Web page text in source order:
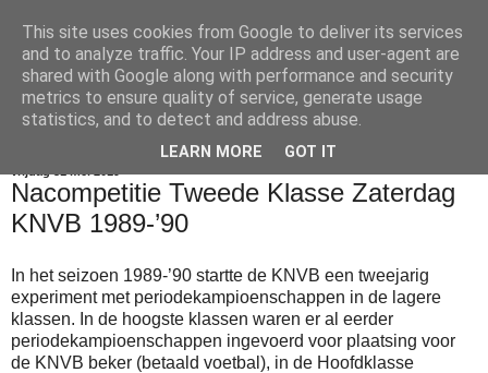
Voetbalkroniek
Nacompetitie Tweede Klasse Zaterdag
KNVB 1989-’90
In het seizoen 1989-’90 startte de KNVB een tweejarig
experiment met periodekampioenschappen in de lagere
klassen. In de hoogste klassen waren er al eerder
periodekampioenschappen ingevoerd voor plaatsing voor
de KNVB beker (betaald voetbal), in de Hoofdklasse
This site uses cookies from Google to deliver its services
and to analyze traffic. Your IP address and user-agent are
shared with Google along with performance and security
metrics to ensure quality of service, generate usage
statistics, and to detect and address abuse.
LEARN MORE GOT IT